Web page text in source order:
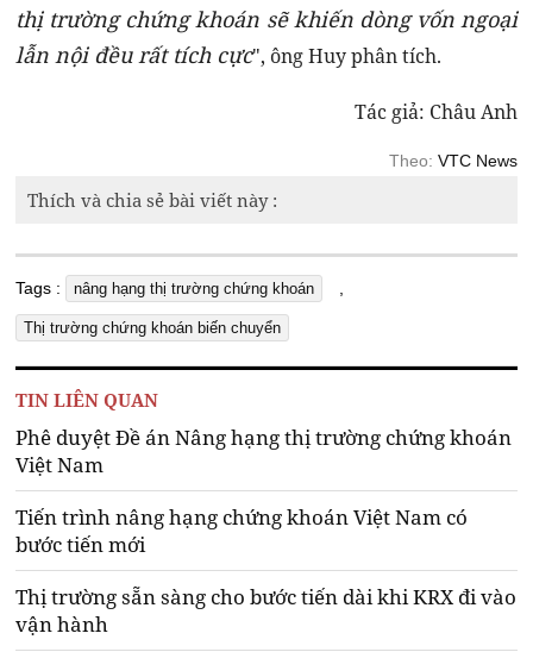
thị trường chứng khoán sẽ khiến dòng vốn ngoại
lẫn nội đều rất tích cực", ông Huy phân tích.
Tác giả: Châu Anh
Theo: VTC News
Thích và chia sẻ bài viết này :
Tags : nâng hạng thị trường chứng khoán ,
Thị trường chứng khoán biến chuyển
TIN LIÊN QUAN
Phê duyệt Đề án Nâng hạng thị trường chứng khoán
Việt Nam
Tiến trình nâng hạng chứng khoán Việt Nam có
bước tiến mới
Thị trường sẵn sàng cho bước tiến dài khi KRX đi vào
vận hành